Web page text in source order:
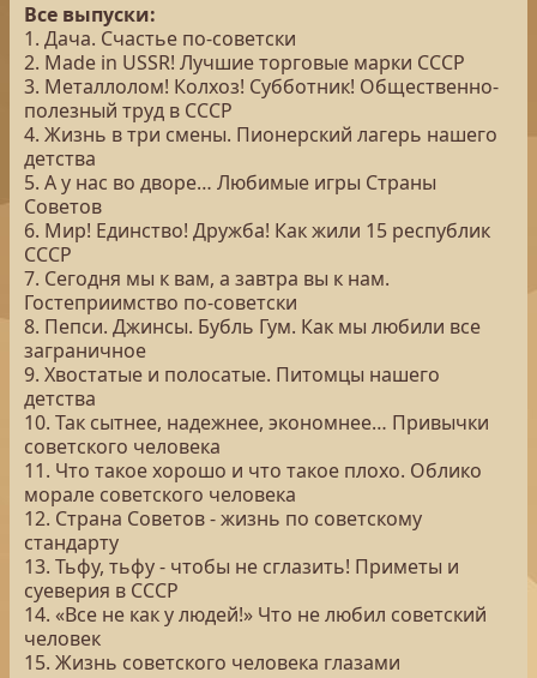
Все выпуски:
1. Дача. Счастье по-советски
2. Made in USSR! Лучшие торговые марки СССР
3. Металлолом! Колхоз! Субботник! Общественно-
полезный труд в СССР
4. Жизнь в три смены. Пионерский лагерь нашего
детства
5. А у нас во дворе… Любимые игры Страны
Советов
6. Мир! Единство! Дружба! Как жили 15 республик
СССР
7. Сегодня мы к вам, а завтра вы к нам.
Гостеприимство по-советски
8. Пепси. Джинсы. Бубль Гум. Как мы любили все
заграничное
9. Хвостатые и полосатые. Питомцы нашего
детства
10. Так сытнее, надежнее, экономнее… Привычки
советского человека
11. Что такое хорошо и что такое плохо. Облико
морале советского человека
12. Страна Советов - жизнь по советскому
стандарту
13. Тьфу, тьфу - чтобы не сглазить! Приметы и
суеверия в СССР
14. «Все не как у людей!» Что не любил советский
человек
15. Жизнь советского человека глазами